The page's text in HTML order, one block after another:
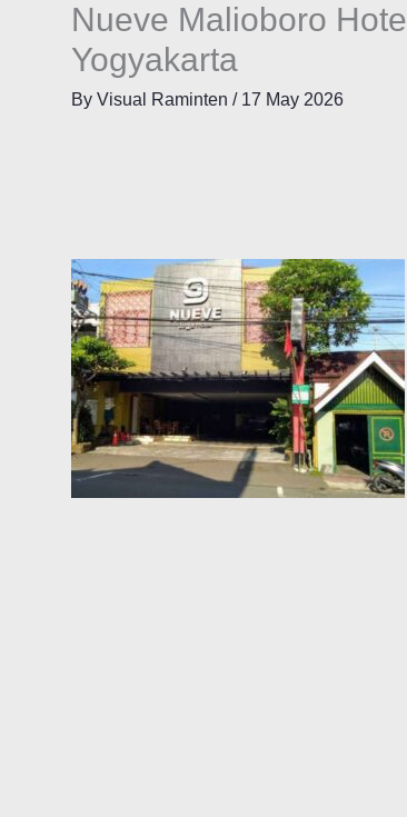
Nueve Malioboro Hotel
Yogyakarta
By Visual Raminten / 17 May 2026